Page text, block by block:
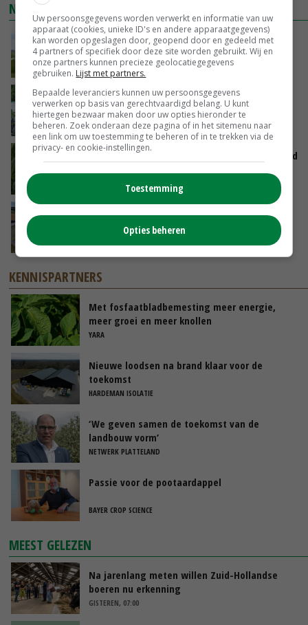
NIEUWSTE VIDEO'S
POAH!: John Deere 7730
GISTEREN, 10:00
Oekraïne-vlogger Kees Huizinga: ‘Bezoek van
de ambassade mag zelf groente plukken’
07-08-2026
Limburgse mais van Frijns doet het verrassend
Droogte veroorzaakt steeds meer problemen:
‘Bassin afgelopen week al leeg’
KENNISPARTNERS
Met fosfaatbladbemesting meer energie,
meer groei en meer knollen
YARA
Nieuwe loodsen na brand klaar voor de
toekomst
HARDEMAN ISOLATIE
‘We geven samen de toekomst van de
landbouw vorm’
NETWERK PLATTELAND
Passie voor de pootaardappel
BAYER CROP SCIENCE
MEEST GELEZEN
Na jarenlang meten willen Zuid-Hollandse
boeren nu erkenning
GISTEREN, 07:00
Uw persoonsgegevens worden verwerkt en informatie van uw
apparaat (cookies, unieke ID's en andere apparaatgegevens)
kan worden opgeslagen door, geopend door en gedeeld met
4 partners of specifiek door deze site worden gebruikt. Wij en
onze partners kunnen precieze geolocatiegegevens
gebruiken. Lijst met partners.
Bepaalde leveranciers kunnen uw persoonsgegevens
verwerken op basis van gerechtvaardigd belang. U kunt
hiertegen bezwaar maken door uw opties hieronder te
beheren. Zoek onderaan deze pagina of in het sitemenu naar
een link om uw toestemming te beheren of in te trekken via de
privacy- en cookie-instellingen.
Toestemming
Opties beheren